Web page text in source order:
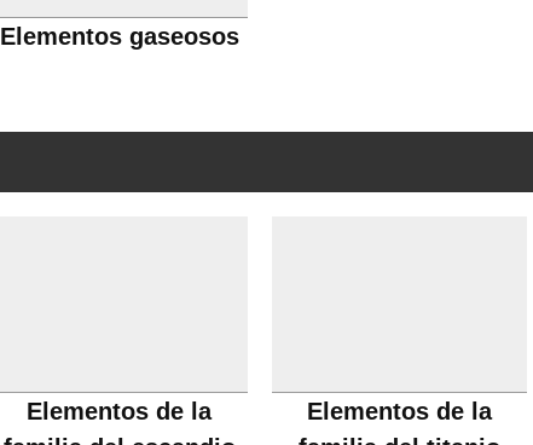
Elementos gaseosos
Elementos de la
Elementos de la